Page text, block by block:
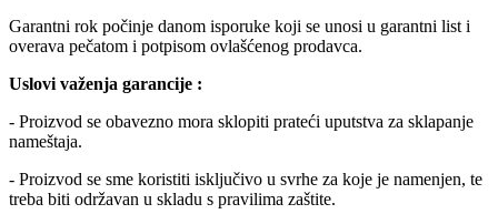
Garantni rok počinje danom isporuke koji se unosi u garantni list i
overava pečatom i potpisom ovlašćenog prodavca.
Uslovi važenja garancije :
- Proizvod se obavezno mora sklopiti prateći uputstva za sklapanje
nameštaja.
- Proizvod se sme koristiti isključivo u svrhe za koje je namenjen, te
treba biti održavan u skladu s pravilima zaštite.